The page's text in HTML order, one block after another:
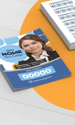
Garantia
Montagem
Arquivo
Perguntas